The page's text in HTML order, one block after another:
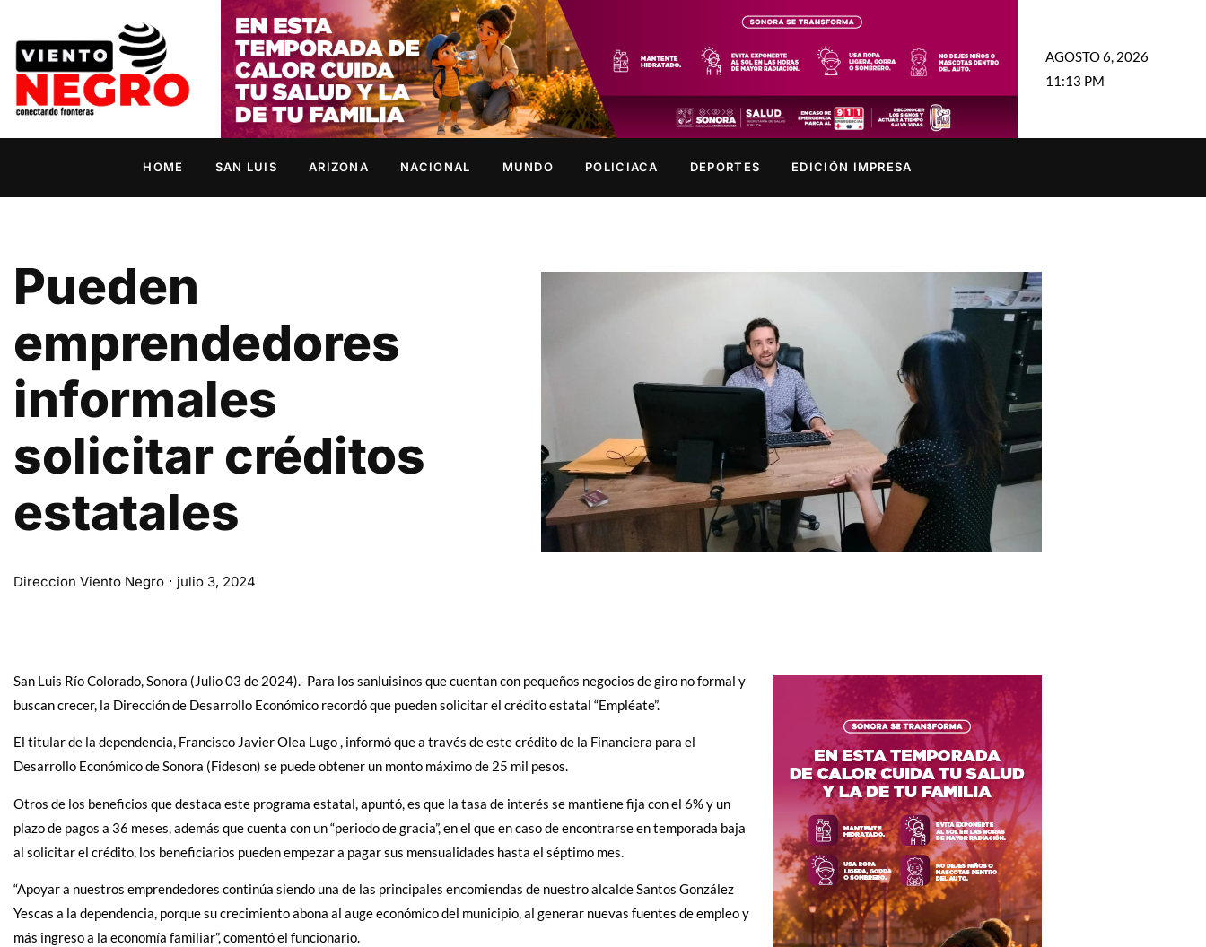
AGOSTO 6, 2026
11:13 PM
HOME SAN LUIS ARIZONA NACIONAL MUNDO POLICIACA DEPORTES EDICIÓN IMPRESA
Pueden
emprendedores
informales
solicitar créditos
estatales
Direccion Viento Negro julio 3, 2024
San Luis Río Colorado, Sonora (Julio 03 de 2024).- Para los sanluisinos que cuentan con pequeños negocios de giro no formal y
buscan crecer, la Dirección de Desarrollo Económico recordó que pueden solicitar el crédito estatal “Empléate”.
El titular de la dependencia, Francisco Javier Olea Lugo , informó que a través de este crédito de la Financiera para el
Desarrollo Económico de Sonora (Fideson) se puede obtener un monto máximo de 25 mil pesos.
Otros de los beneficios que destaca este programa estatal, apuntó, es que la tasa de interés se mantiene fija con el 6% y un
plazo de pagos a 36 meses, además que cuenta con un “periodo de gracia”, en el que en caso de encontrarse en temporada baja
al solicitar el crédito, los beneficiarios pueden empezar a pagar sus mensualidades hasta el séptimo mes.
“Apoyar a nuestros emprendedores continúa siendo una de las principales encomiendas de nuestro alcalde Santos González
Yescas a la dependencia, porque su crecimiento abona al auge económico del municipio, al generar nuevas fuentes de empleo y
más ingreso a la economía familiar”, comentó el funcionario.